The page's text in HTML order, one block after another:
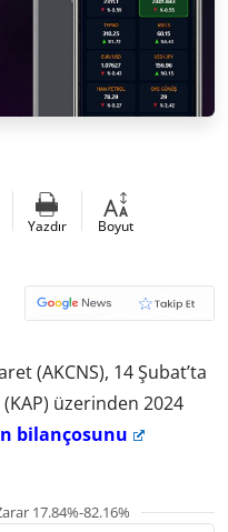
Yazdır Boyut
(AKCNS), 14 Şubat’ta
üzerinden 2024
bilançosunu
17.84%-82.16%